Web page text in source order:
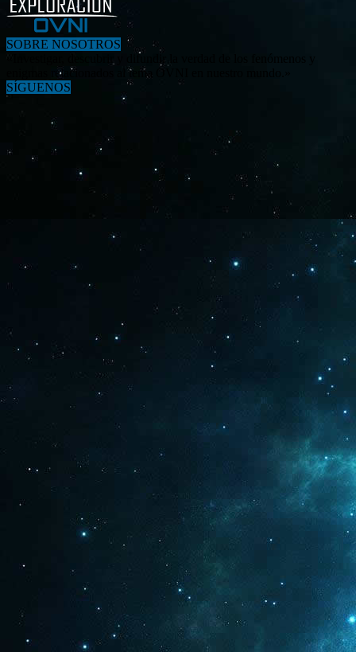
SOBRE NOSOTROS
«Investigar, descubrir y difundir la verdad de los fenómenos y
enigmas relacionados al tema OVNI en nuestro mundo.»
SÍGUENOS